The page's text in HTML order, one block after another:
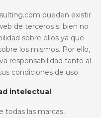
pueden existir
de terceros si bien no
sobre ellos ya que
los mismos. Por ello,
responsabilidad tanto al
condiciones de uso.
intelectual
todas las marcas,